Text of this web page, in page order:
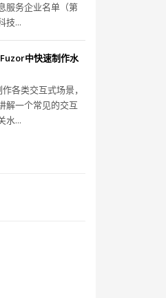
服务企业名单（第
技...
中快速制作水
各类交互式场景，
解一个常见的交互
水...